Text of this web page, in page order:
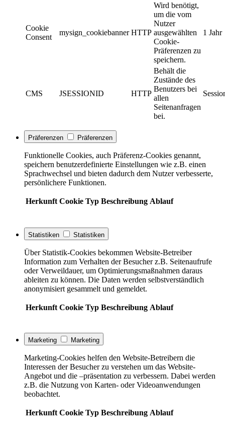
Cookie
Consent
mysign_cookiebanner HTTP
Wird benötigt,
um die vom
Nutzer
ausgewählten
Cookie-
Präferenzen zu
speichern.
1 Jahr
CMS JSESSIONID HTTP
Behält die
Zustände des
Benutzers bei
allen
Seitenanfragen
bei.
Präferenzen Präferenzen
Funktionelle Cookies, auch Präferenz-Cookies genannt,
speichern benutzerdefinierte Einstellungen wie z.B. einen
Sprachwechsel und bieten dadurch dem Nutzer verbesserte,
persönlichere Funktionen.
Herkunft Cookie Typ Beschreibung Ablauf
Statistiken Statistiken
Über Statistik-Cookies bekommen Website-Betreiber
Information zum Verhalten der Besucher z.B. Seitenaufrufe
oder Verweildauer, um Optimierungsmaßnahmen daraus
ableiten zu können. Die Daten werden selbstverständlich
anonymisiert gesammelt und gemeldet.
Herkunft Cookie Typ Beschreibung Ablauf
Marketing Marketing
Marketing-Cookies helfen den Website-Betreibern die
Interessen der Besucher zu verstehen um das Website-
Angebot und die –präsentation zu verbessern. Dabei werden
z.B. die Nutzung von Karten- oder Videoanwendungen
beobachtet.
Herkunft Cookie Typ Beschreibung Ablauf